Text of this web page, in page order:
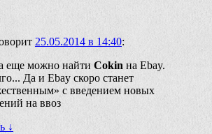
25.05.2014 в 14:40:
еще можно найти Cokin на Ebay.
Да и Ebay скоро станет
с введением новых
на ввоз
↓